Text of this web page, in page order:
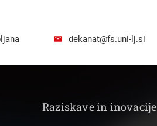
dekanat@fs.uni-lj.si
Raziskave in inovacije